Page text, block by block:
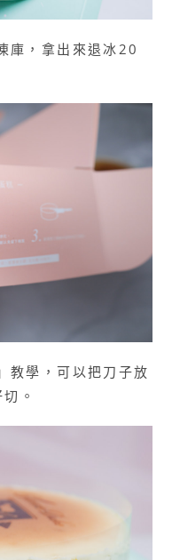
庫，拿出來退冰20
教學，可以把刀子放
。